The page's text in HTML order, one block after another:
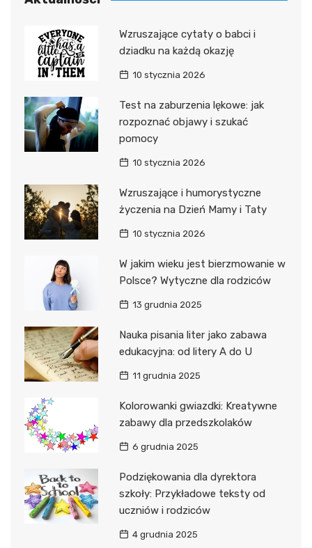
Wzruszające cytaty o babci i
dziadku na każdą okazję
10 stycznia 2026
Test na zaburzenia lękowe: jak
rozpoznać objawy i szukać
pomocy
10 stycznia 2026
Wzruszające i humorystyczne
życzenia na Dzień Mamy i Taty
10 stycznia 2026
W jakim wieku jest bierzmowanie w
Polsce? Wytyczne dla rodziców
13 grudnia 2025
Nauka pisania liter jako zabawa
edukacyjna: od litery A do U
11 grudnia 2025
Kolorowanki gwiazdki: Kreatywne
zabawy dla przedszkolaków
6 grudnia 2025
Podziękowania dla dyrektora
szkoły: Przykładowe teksty od
uczniów i rodziców
4 grudnia 2025